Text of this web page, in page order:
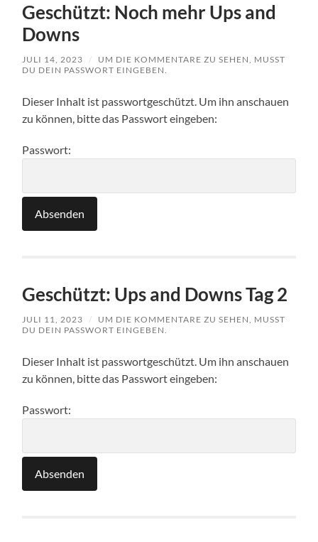
Geschützt: Noch mehr Ups and
Downs
JULI 14, 2023 /
UM DIE KOMMENTARE ZU SEHEN, MUSST
DU DEIN PASSWORT EINGEBEN.
Dieser Inhalt ist passwortgeschützt. Um ihn anschauen
zu können, bitte das Passwort eingeben:
Passwort:
Geschützt: Ups and Downs Tag 2
JULI 11, 2023 /
UM DIE KOMMENTARE ZU SEHEN, MUSST
DU DEIN PASSWORT EINGEBEN.
Dieser Inhalt ist passwortgeschützt. Um ihn anschauen
zu können, bitte das Passwort eingeben:
Passwort: